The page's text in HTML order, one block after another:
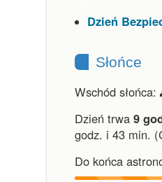
Dzień
Słońce
Wschód słońca:
Dzień trwa 9
godz. i 43 min.
Do końca